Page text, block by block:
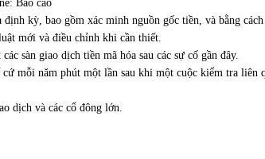
Báo cáo
kỳ, bao gồm xác minh nguồn gốc tiền, và bằng
mới và điều chỉnh khi cần thiết.
sàn giao dịch tiền mã hóa sau các sự cố gần đây.
mỗi năm phút một lần sau khi một cuộc kiểm tra
dịch và các cổ đông lớn.